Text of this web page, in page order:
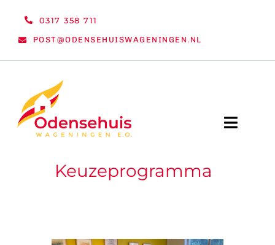
0317 358 711
POST@ODENSEHUISWAGENINGEN.NL
Toggle
WELKOMKeuzeprogramma